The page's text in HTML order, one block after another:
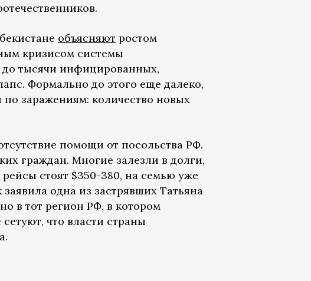
объясняют ростом
кризисом системы
до тысячи инфицированных,
Формально до этого еще далеко,
заражениям: количество новых
помощи от посольства РФ.
граждан. Многие залезли в долги,
стоят $350-380, на семью уже
одна из застрявших Татьяна
в тот регион РФ, в котором
что власти страны